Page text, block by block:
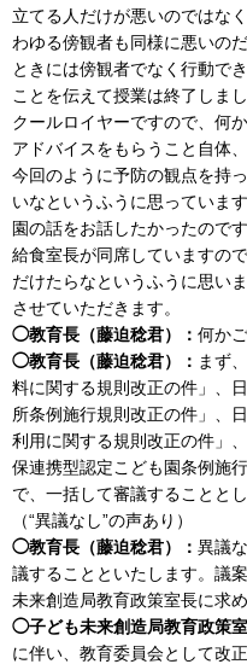
立てる人だけが悪いのではな
わゆる傍観者も同様に悪いの
ときには傍観者でなく行動で
ことを伝えて授業は終了しま
クールロイヤーですので、何
アドバイスをもらうこと自体
今回のように予防の観点を持
いなというふうに思っていま
園の話をお話したかったので
給食室長が同席していますの
だけたらなというふうに思い
させていただきます。
◯教育長（藤迫稔君）： 何か
◯教育長（藤迫稔君）： まず
料に関する規則改正の件」、
所条例施行規則改正の件」、
利用に関する規則改正の件」
保連携型認定こども園条例施
で、一括して審議することと
（“異議なし”の声あり）
◯教育長（藤迫稔君）： 異議
議することといたします。議
未来創造局教育政策室長に求め
◯子ども未来創造局教育政策室
に伴い、教育委員会として改